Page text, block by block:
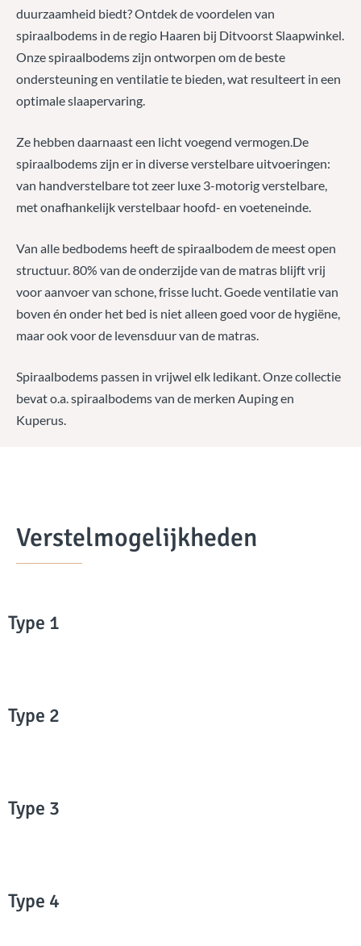
duurzaamheid biedt? Ontdek de voordelen van
spiraalbodems in de regio Haaren bij Ditvoorst Slaapwinkel.
Onze spiraalbodems zijn ontworpen om de beste
ondersteuning en ventilatie te bieden, wat resulteert in een
optimale slaapervaring.
Ze hebben daarnaast een licht voegend vermogen.De
spiraalbodems zijn er in diverse verstelbare uitvoeringen:
van handverstelbare tot zeer luxe 3-motorig verstelbare,
met onafhankelijk verstelbaar hoofd- en voeteneinde.
Van alle bedbodems heeft de spiraalbodem de meest open
structuur. 80% van de onderzijde van de matras blijft vrij
voor aanvoer van schone, frisse lucht. Goede ventilatie van
boven én onder het bed is niet alleen goed voor de hygiëne,
maar ook voor de levensduur van de matras.
Spiraalbodems passen in vrijwel elk ledikant. Onze collectie
bevat o.a. spiraalbodems van de merken Auping en
Kuperus.
Verstelmogelijkheden
Type 1
Type 2
Type 3
Type 4